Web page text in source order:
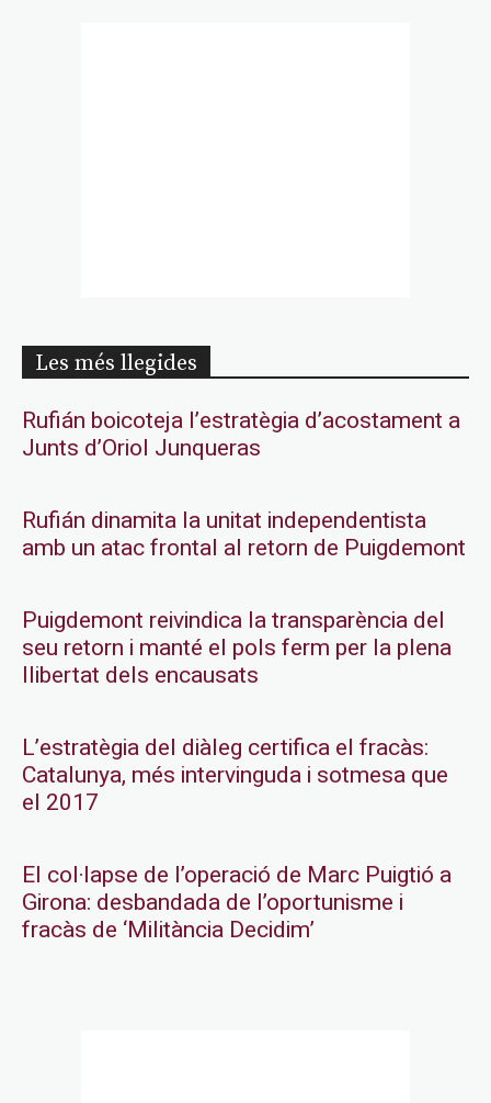
Les més llegides
Rufián boicoteja l’estratègia d’acostament a
Junts d’Oriol Junqueras
Rufián dinamita la unitat independentista
amb un atac frontal al retorn de Puigdemont
Puigdemont reivindica la transparència del
seu retorn i manté el pols ferm per la plena
llibertat dels encausats
L’estratègia del diàleg certifica el fracàs:
Catalunya, més intervinguda i sotmesa que
el 2017
El col·lapse de l’operació de Marc Puigtió a
Girona: desbandada de l’oportunisme i
fracàs de ‘Militància Decidim’